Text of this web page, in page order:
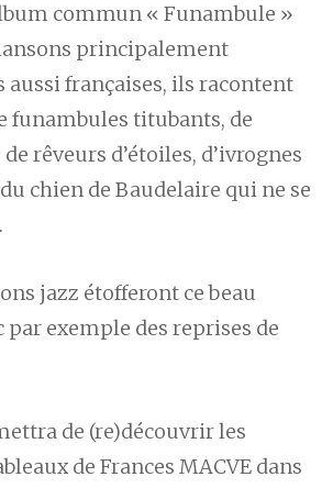
commun « Funambule »
principalement
aussi françaises, ils racontent
funambules titubants, de
rêveurs d’étoiles, d’ivrognes
chien de Baudelaire qui ne se
jazz étofferont ce beau
exemple des reprises de
de (re)découvrir les
de Frances MACVE dans